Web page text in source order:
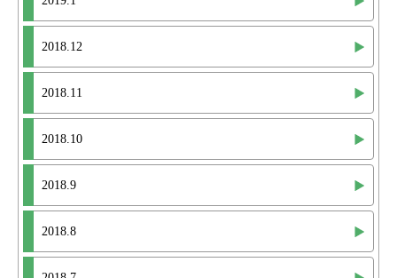
2018.12
2018.11
2018.10
2018.9
2018.8